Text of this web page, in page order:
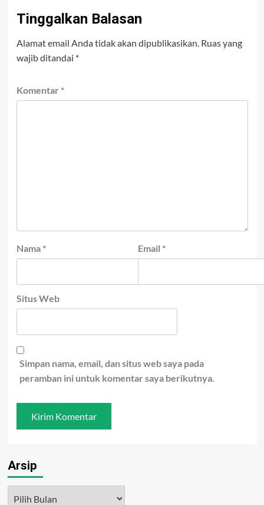
Tinggalkan Balasan
Alamat email Anda tidak akan dipublikasikan. Ruas yang
wajib ditandai *
Komentar *
Nama * Email *
Situs Web
Simpan nama, email, dan situs web saya pada
peramban ini untuk komentar saya berikutnya.
Arsip